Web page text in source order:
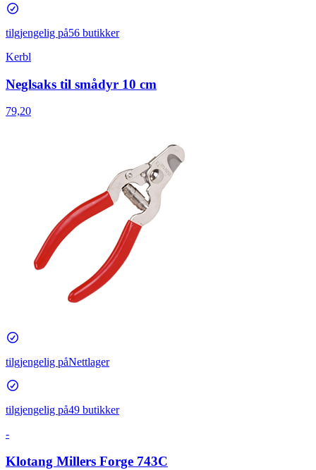
tilgjengelig på56 butikker
Kerbl
Neglsaks til smådyr 10 cm
79,20
tilgjengelig påNettlager
tilgjengelig på49 butikker
-
Klotang Millers Forge 743C